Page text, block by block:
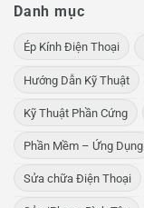
Danh mục
Ép Kính Điện Thoại
Hướng Dẫn Kỹ Thuật
Kỹ Thuật Phần Cứng
Phần Mềm – Ứng Dụng
Sửa chữa Điện Thoại